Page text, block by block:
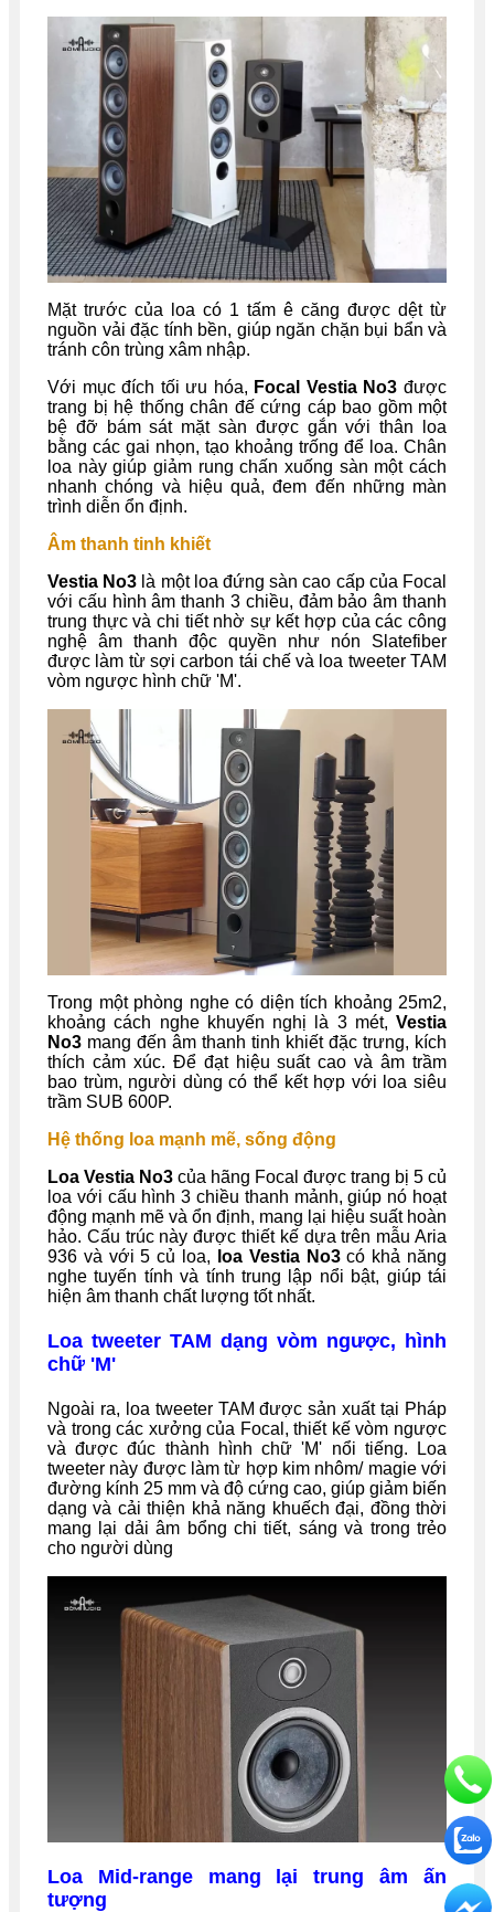
Mặt trước của loa có 1 tấm ê căng được dệt từ
nguồn vải đặc tính bền, giúp ngăn chặn bụi bẩn và
tránh côn trùng xâm nhập.
Với mục đích tối ưu hóa, Focal Vestia No3được
trang bị hệ thống chân đế cứng cáp bao gồm một
bệ đỡ bám sát mặt sàn được gắn với thân loa
bằng các gai nhọn, tạo khoảng trống để loa. Chân
loa này giúp giảm rung chấn xuống sàn một cách
nhanh chóng và hiệu quả, đem đến những màn
trình diễn ổn định.
Âm thanh tinh khiết
Vestia No3 là một loa đứng sàn cao cấp của Focal
với cấu hình âm thanh 3 chiều, đảm bảo âm thanh
trung thực và chi tiết nhờ sự kết hợp của các công
nghệ âm thanh độc quyền như nón Slatefiber
được làm từ sợi carbon tái chế và loa tweeter TAM
vòm ngược hình chữ 'M'.
Trong một phòng nghe có diện tích khoảng 25m2,
khoảng cách nghe khuyến nghị là 3 mét, Vestia
No3 mang đến âm thanh tinh khiết đặc trưng, kích
thích cảm xúc. Để đạt hiệu suất cao và âm trầm
bao trùm, người dùng có thể kết hợp với loa siêu
trầm SUB 600P.
Hệ thống loa mạnh mẽ, sống động
Loa Vestia No3 của hãng Focal được trang bị 5 củ
loa với cấu hình 3 chiều thanh mảnh, giúp nó hoạt
động mạnh mẽ và ổn định, mang lại hiệu suất hoàn
hảo. Cấu trúc này được thiết kế dựa trên mẫu Aria
936 và với 5 củ loa,
loa Vestia No3có khả năng
nghe tuyến tính và tính trung lập nổi bật, giúp tái
hiện âm thanh chất lượng tốt nhất.
Loa tweeter TAM dạng vòm ngược, hình
chữ 'M'
Ngoài ra, loa tweeter TAM được sản xuất tại Pháp
và trong các xưởng của Focal, thiết kế vòm ngược
và được đúc thành hình chữ 'M' nổi tiếng. Loa
tweeter này được làm từ hợp kim nhôm/ magie với
đường kính 25 mm và độ cứng cao, giúp giảm biến
dạng và cải thiện khả năng khuếch đại, đồng thời
mang lại dải âm bổng chi tiết, sáng và trong trẻo
cho người dùng
Loa Mid-range mang lại trung âm ấn
tượng